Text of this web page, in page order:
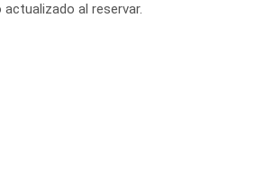
al reservar.